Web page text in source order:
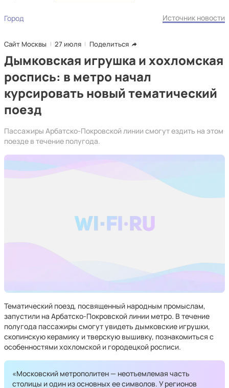
Город Источник новости
Сайт Москвы 27 июля Поделиться
Дымковская игрушка и хохломская
роспись: в метро начал
курсировать новый тематический
поезд
Пассажиры Арбатско-Покровской линии смогут ездить на этом
поезде в течение полугода.
Тематический поезд, посвященный народным промыслам,
запустили на Арбатско-Покровской линии метро. В течение
полугода пассажиры смогут увидеть дымковские игрушки,
скопинскую керамику и тверскую вышивку, познакомиться с
особенностями хохломской и городецкой росписи.
«Московский метрополитен — неотъемлемая часть
столицы и один из основных ее символов. У регионов